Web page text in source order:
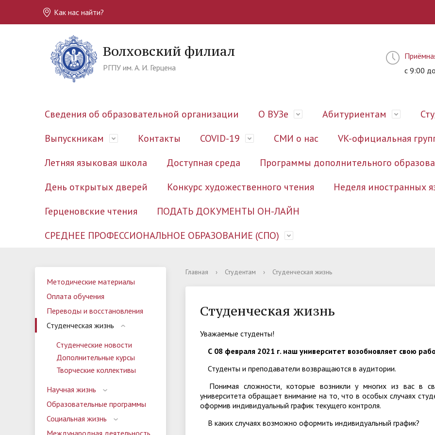
Как нас найти?
Волховский филиал
РГПУ им. А. И. Герцена
с 9:00
Сведения об образовательной организации О ВУЗе
Кафедры Преподаватели и сотрудники
город Волхов
Объявления
Абитуриентам
Дни консультаций по приему Правила приема
Дополнительное образование
Общежитие
Приемная комиссия Приказы о зачислении
Списки поступающих
Олимпиада
Оплата обучения Переводы и восстановления
Научная жизнь
Иностранным студентам
Доступ к информационным
Стипендии
Выпускникам
Совет молодых ученых Ассоциация выпускников
Отзывы выпускников
Контакты COVID-19
Профилактика кроновирусной
инфекции
Рекомендации
РОСПОТРЕБНАДЗОРА
СМИ о нас
VK-официальная
Летняя языковая школа
Доступная среда
Программы дополнительного
День открытых дверей
Конкурс художественного чтения
Неделя иностранных
Герценовские чтения
ПОДАТЬ ДОКУМЕНТЫ ОН-ЛАЙН
СРЕДНЕЕ ПРОФЕССИОНАЛЬНОЕ ОБРАЗОВАНИЕ (СПО)
Педагогический состав
Методические материалы
Оплата обучения
Переводы и восстановления
Студенческая жизнь
Студенческие новости
Дополнительные курсы
Творческие коллективы
Научная жизнь
Образовательные программы
Социальная жизнь
Международная деятельность
Главная › Студентам › Студенческая жизнь
Студенческая жизнь
Уважаемые студенты!
С 08 февраля 2021 г. наш университет возобновляет свою
Студенты и преподаватели возвращаются в аудитории.
Понимая сложности, которые возникли у многих из вас в
университета обращает внимание на то, что в особых случаях
оформив индивидуальный график текущего контроля.
В каких случаях возможно оформить индивидуальный график?